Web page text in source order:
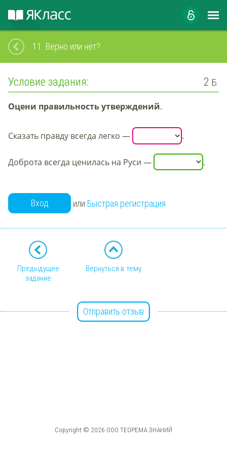
11. Верно или нет?
Условие задания: 2 Б.
Оцени правильность утверждений.
Сказать правду всегда легко — .
Доброта всегда ценилась на Руси — .
Вход или Быстрая регистрация
Предыдущее
задание
Вернуться в тему
Отправить отзыв
Copyright © 2026 ООО ТЕОРЕМА ЗНАНИЙ